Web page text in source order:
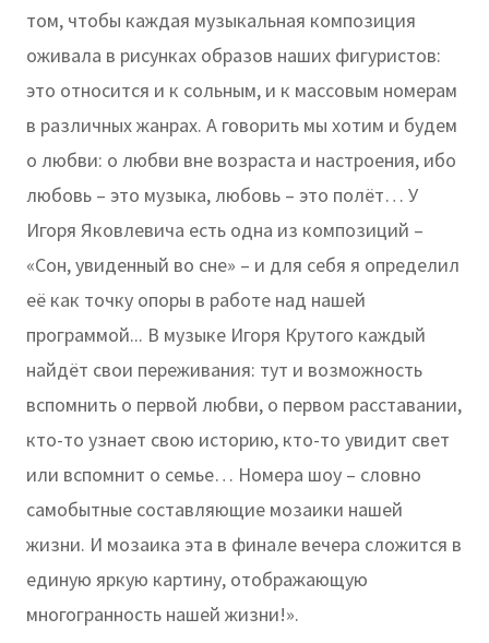
том, чтобы каждая музыкальная композиция
оживала в рисунках образов наших фигуристов:
это относится и к сольным, и к массовым номерам
в различных жанрах. А говорить мы хотим и будем
о любви: о любви вне возраста и настроения, ибо
любовь – это музыка, любовь – это полёт… У
Игоря Яковлевича есть одна из композиций –
«Сон, увиденный во сне» – и для себя я определил
её как точку опоры в работе над нашей
программой... В музыке Игоря Крутого каждый
найдёт свои переживания: тут и возможность
вспомнить о первой любви, о первом расставании,
кто-то узнает свою историю, кто-то увидит свет
или вспомнит о семье… Номера шоу – словно
самобытные составляющие мозаики нашей
жизни. И мозаика эта в финале вечера сложится в
единую яркую картину, отображающую
многогранность нашей жизни!».